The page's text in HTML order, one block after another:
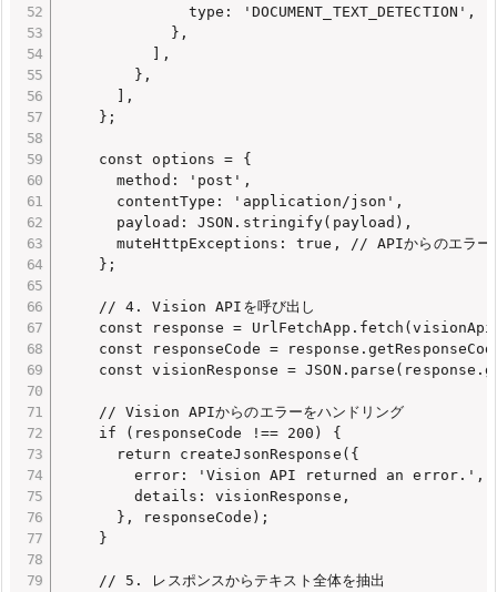
              type: 'DOCUMENT_TEXT_DETECTION',
            },
          ],
        },
      ],
    };
    const options = {
      method: 'post',
      contentType: 'application/json',
      payload: JSON.stringify(payload),
muteHttpExceptions: true, // APIからのエラーレ
    };
    // 4. Vision APIを呼び出し
const response =
const responseCode =
const visionResponse =
    // Vision APIからのエラーをハンドリング
    if (responseCode !== 200) {
      return createJsonResponse({
        error: 'Vision API returned an error.',
        details: visionResponse,
      }, responseCode);
    }
    // 5. レスポンスからテキスト全体を抽出